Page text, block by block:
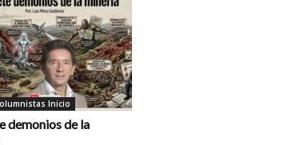
Inicio
demonios de la